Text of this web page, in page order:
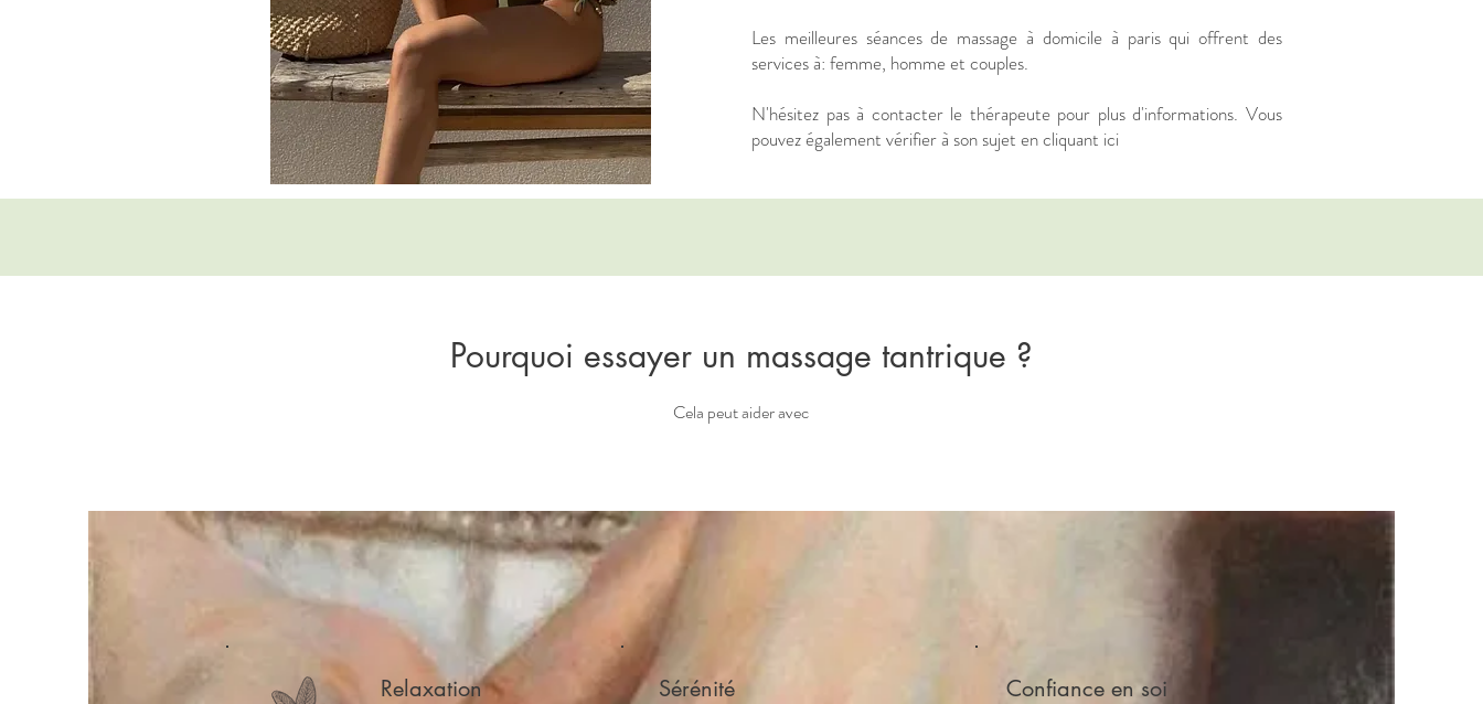
Les meilleures séances de massage à domicile à paris qui offrent des
services à: femme, homme et couples.
N'hésitez pas à contacter le thérapeute pour plus d'informations. Vous
pouvez également vérifier à son sujet en cliquant ici
Pourquoi essayer un massage tantrique ?
Cela peut aider avec
Relaxation Sérénité Confiance en soi